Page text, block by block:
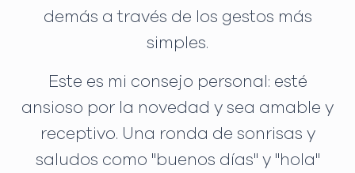
demás a través de los gestos más
simples.
Este es mi consejo personal: esté
ansioso por la novedad y sea amable y
receptivo. Una ronda de sonrisas y
saludos como "buenos días" y "hola"